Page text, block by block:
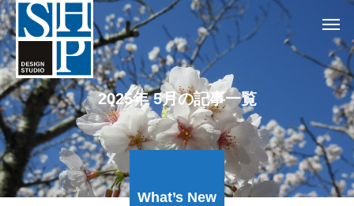
2025年 5月の記事一覧
What’s New